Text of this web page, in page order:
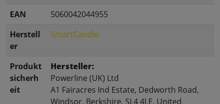
EAN
5060042044955
Herstell
er
SmartCandle
Produkt
sicherh
eit
Hersteller:
Powerline (UK) Ltd
A1 Fairacres Ind Estate, Dedworth Road,
Windsor, Berkshire, SL4 4LE, United